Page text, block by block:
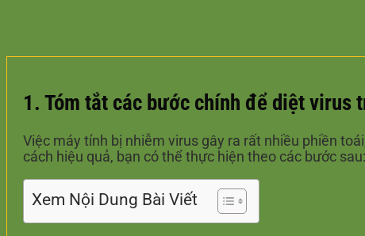
1. Tóm tắt các bước chính để diệt virus
Việc máy tính bị nhiễm virus gây ra rất nhiều phiền
cách hiệu quả, bạn có thể thực hiện theo các bước sau:
Xem Nội Dung Bài Viết